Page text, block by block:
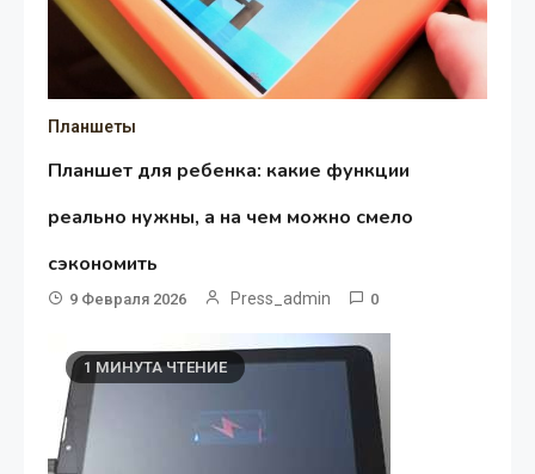
Планшеты
Планшет для ребенка: какие функции
реально нужны, а на чем можно смело
сэкономить
9 Февраля 2026 Press_admin 0
1 МИНУТА ЧТЕНИЕ